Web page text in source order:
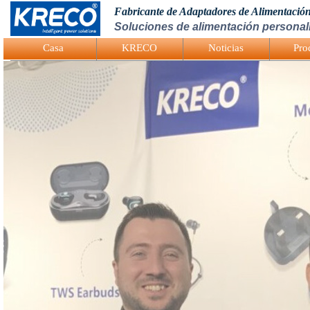
Logo Picture
Fabricante de Adaptadores de
Soluciones de alimentación
Casa KRECO Noticias